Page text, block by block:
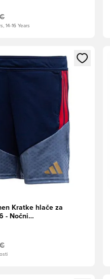
14-16 Years
prijavo ali vpis kot član
Kratke hlače za
- Nočni